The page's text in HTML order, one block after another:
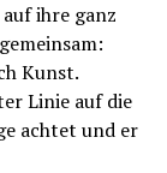
ihre ganz
Kunst.
Linie auf die
achtet und er